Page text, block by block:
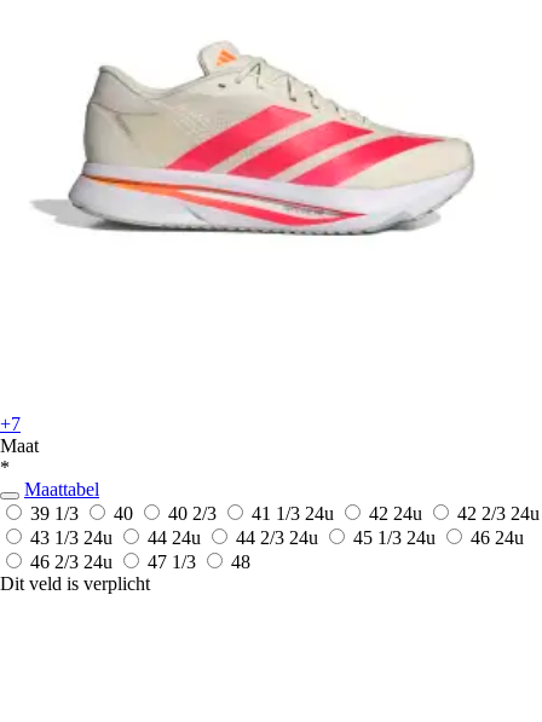
+7
Maat
*
Maattabel
39 1/3
40 40 2/3 41 1/3 24u 42 24u 42 2/3 24u
43 1/3 24u 44 24u 44 2/3 24u 45 1/3 24u 46 24u
46 2/3 24u 47 1/3
48
Dit veld is verplicht